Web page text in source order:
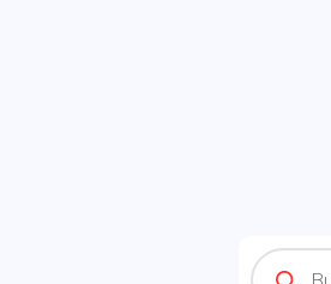
Products
search